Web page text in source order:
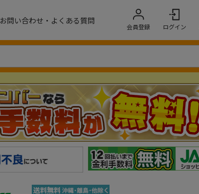
お問い合わせ・よくある質問
会員登録 ログイン